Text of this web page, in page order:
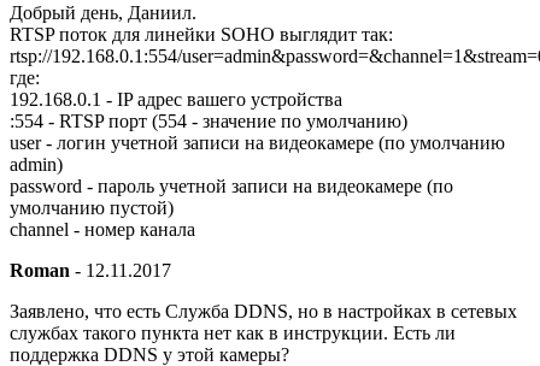
Добрый день, Даниил.
RTSP поток для линейки SOHO выглядит так:
rtsp://192.168.0.1:554/
где:
192.168.0.1 - IP адрес вашего устройства
:554 - RTSP порт (554 - значение по умолчанию)
user - логин учетной записи на видеокамере (по умолчанию
admin)
password - пароль учетной записи на видеокамере (по
умолчанию пустой)
channel - номер канала
Roman - 12.11.2017
Заявлено, что есть Служба DDNS, но в настройках в сетевых
службах такого пункта нет как в инструкции. Есть ли
поддержка DDNS у этой камеры?